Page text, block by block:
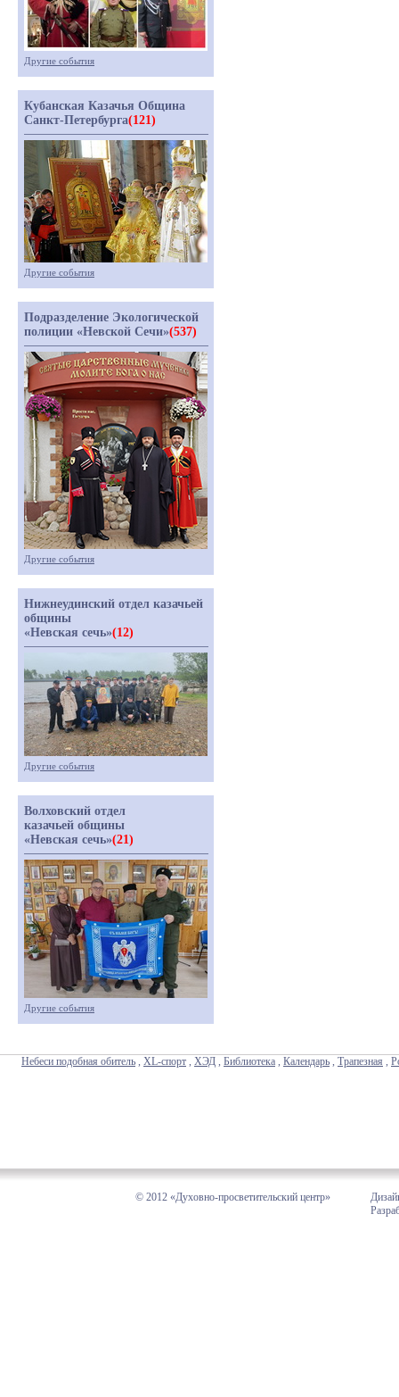
Другие события
Кубанская Казачья Община
Санкт-Петербурга(121)
Другие события
Подразделение Экологической
полиции «Невской Сечи»(537)
Другие события
Нижнеудинский отдел казачьей
общины
«Невская сечь»(12)
Другие события
Волховский отдел
казачьей общины
«Невская сечь»(21)
Другие события
Небеси подобная обитель , XL-спорт , ХЭД , Библиотека , Календарь , Трапезная ,
© 2012 «Духовно-просветительский центр»